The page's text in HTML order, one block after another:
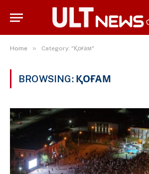
Home » Category: "Қоғам"
BROWSING: ҚОҒАМ